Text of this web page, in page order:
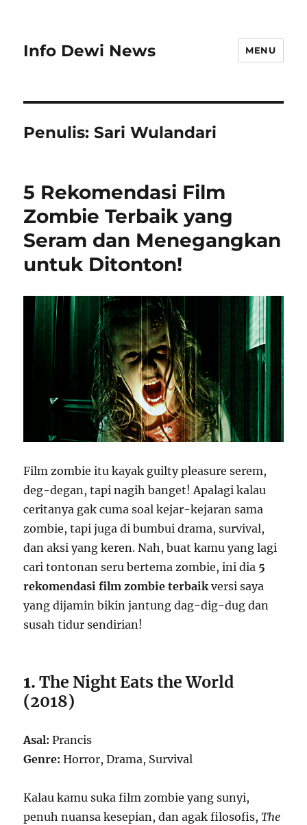
Info Dewi News MENU
Penulis:Sari Wulandari
5 Rekomendasi Film
Zombie Terbaik yang
Seram dan Menegangkan
untuk Ditonton!
Film zombie itu kayak guilty pleasure serem,
deg-degan, tapi nagih banget! Apalagi kalau
ceritanya gak cuma soal kejar-kejaran sama
zombie, tapi juga di bumbui drama, survival,
dan aksi yang keren. Nah, buat kamu yang lagi
cari tontonan seru bertema zombie, ini dia 5
rekomendasi film zombie terbaikversi saya
yang dijamin bikin jantung dag-dig-dug dan
susah tidur sendirian!
1.The Night Eats the World
(2018)
Asal: Prancis
Genre: Horror, Drama, Survival
Kalau kamu suka film zombie yang sunyi,
penuh nuansa kesepian, dan agak filosofis,The